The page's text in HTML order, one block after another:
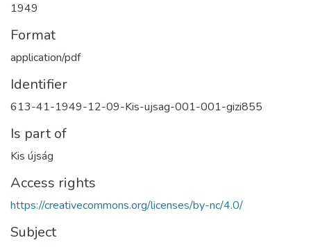
1949
Format
application/pdf
Identifier
613-41-1949-12-09-Kis-ujsag-001-001-gizi855
Is part of
Kis újság
Access rights
https://creativecommons.org/licenses/by-nc/4.0/
Subject